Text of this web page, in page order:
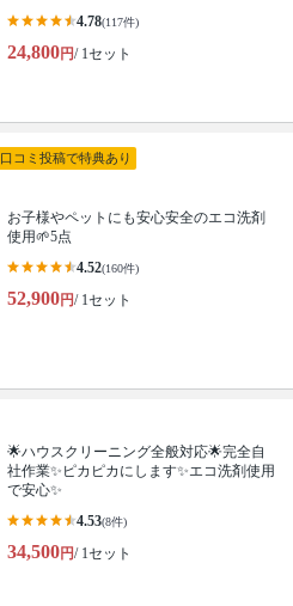
4.78(117件)
24,800円/ 1セット
口コミ投稿で特典あり
お子様やペットにも安心安全のエコ洗剤
使用🌱5点
4.52(160件)
52,900円/ 1セット
🌟ハウスクリーニング全般対応🌟完全自
社作業✨️ピカピカにします✨️エコ洗剤使用
で安心✨
4.53(8件)
34,500円/ 1セット